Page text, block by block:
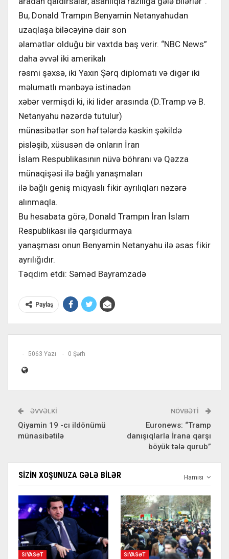
Bu, Donald Trampın Benyamin Netanyahudan
uzaqlaşa biləcəyinə dair son
əlamətlər olduğu bir vaxtda baş verir. “NBC News”
daha əvvəl iki amerikalı
rəsmi şəxsə, iki Yaxın Şərq diplomatı və digər iki
məlumatlı mənbəyə istinadən
xəbər vermişdi ki, iki lider arasında (D.Tramp və B.
Netanyahu nəzərdə tutulur)
münasibətlər son həftələrdə kəskin şəkildə
pisləşib, xüsusən də onların İran
İslam Respublikasının nüvə böhranı və Qəzza
münaqişəsi ilə bağlı yanaşmaları
ilə bağlı geniş miqyaslı fikir ayrılıqları nəzərə
alınmaqla.
Bu hesabata görə, Donald Trampın İran İslam
Respublikası ilə qarşıdurmaya
yanaşması onun Benyamin Netanyahu ilə əsas fikir
ayrılığıdır.
Təqdim etdi: Səməd Bayramzadə
Paylaş
5063 Yazı 0 Şərh
ƏVVƏLKI
Qiyamin 19 -cı ildönümü
münasibətilə
NÖVBƏTI
Euronews: “Tramp
danışıqlarla İrana qarşı
böyük tələ qurub”
Hamısı
SIZIN XOŞUNUZA GƏLƏ BILƏR
SIYASƏT SIYASƏT